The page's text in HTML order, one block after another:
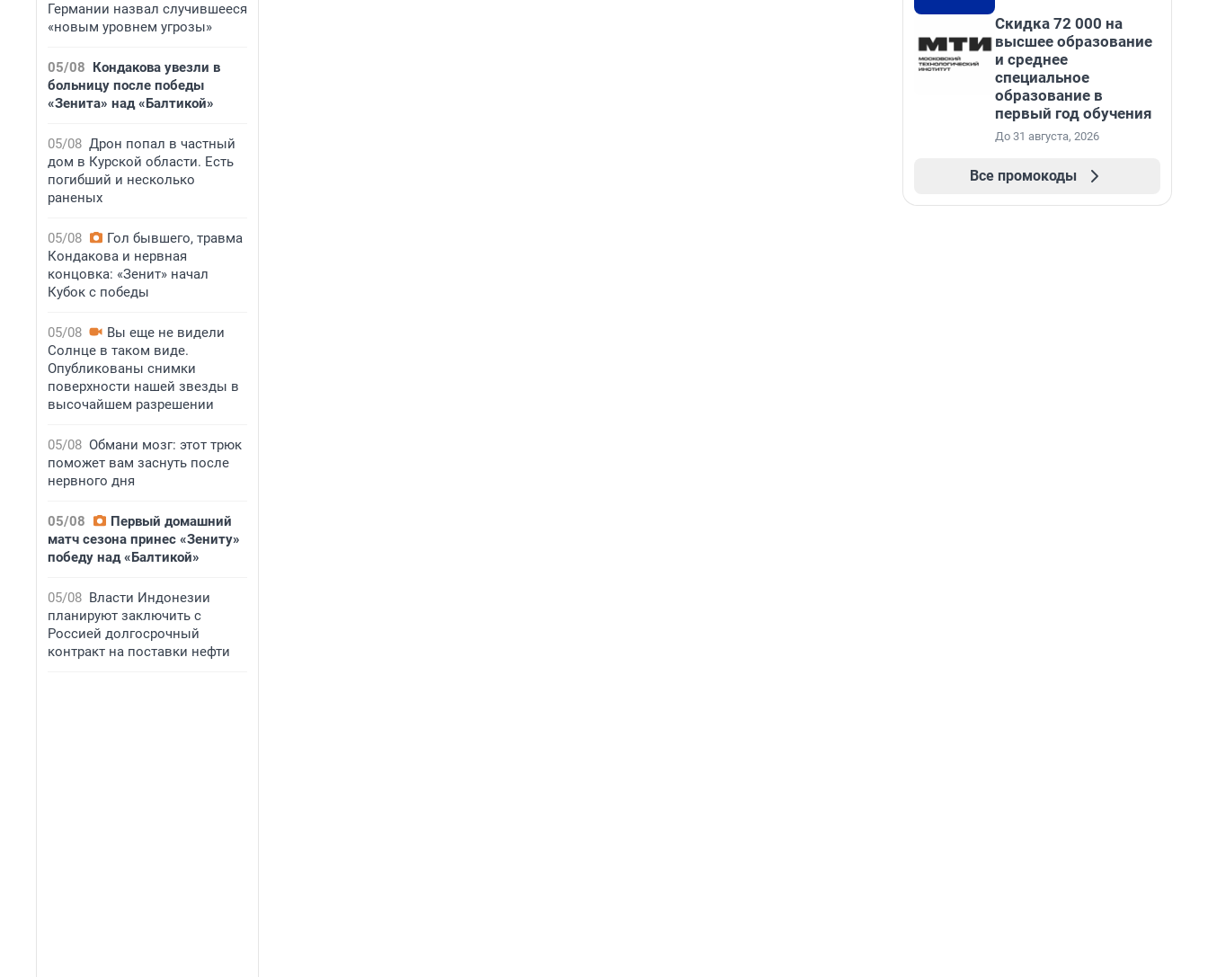
Германии назвал случившееся
«новым уровнем угрозы»
05/08 Кондакова увезли в
больницу после победы
«Зенита» над «Балтикой»
05/08 Дрон попал в частный
дом в Курской области. Есть
погибший и несколько
раненых
05/08
Гол бывшего, травма
Кондакова и нервная
концовка: «Зенит» начал
Кубок с победы
05/08
Вы еще не видели
Солнце в таком виде.
Опубликованы снимки
поверхности нашей звезды в
высочайшем разрешении
05/08 Обмани мозг: этот трюк
поможет вам заснуть после
нервного дня
05/08
Первый домашний
матч сезона принес «Зениту»
победу над «Балтикой»
05/08 Власти Индонезии
планируют заключить с
Россией долгосрочный
контракт на поставки нефти
Скидка 72 000 на
высшее образование
и среднее
специальное
образование в
первый год обучения
До 31 августа, 2026
Все промокоды